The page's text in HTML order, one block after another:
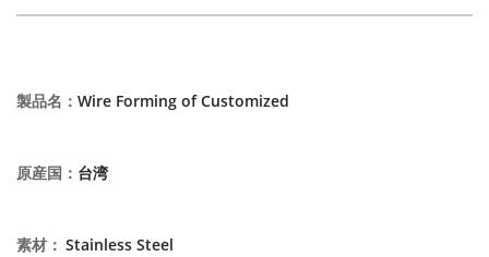
製品名 ： Wire Forming of Customized
原産国 ： 台湾
素材 ： Stainless Steel